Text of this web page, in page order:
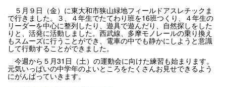
５月９日（金）に東大和市狭山緑地フィールドアスレチックま
で行きました。３、４年生でたてわり班を16班つくり、４年生の
リーダーを中心に整列したり、遊具で遊んだり、自然探しをした
りと、活発に活動しました。西武線、多摩モノレールの乗り換え
もスムーズに行うことができ、電車の中でも静かにしようと意識
して行動することができました。
今週から５月31日（土）の運動会に向けた練習も始まります。
元気いっぱいの中学年のよいところをたくさんお見せできるよう
にがんばっていきます。